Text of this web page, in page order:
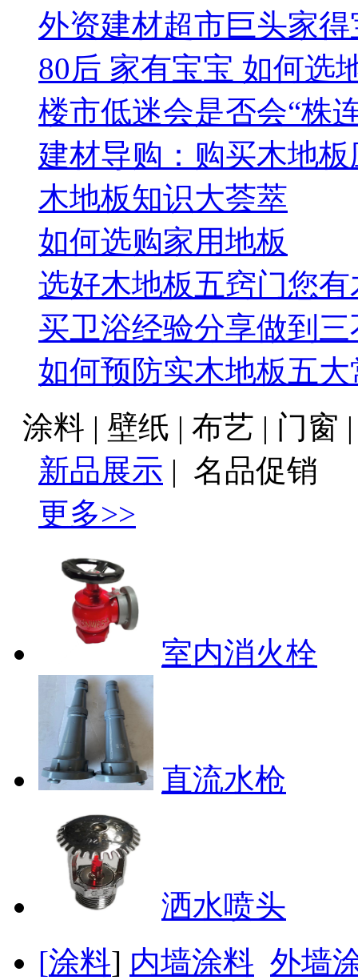
外资建材超市巨头家
80后 家有宝宝 如何选
楼市低迷会是否会“株
建材导购：购买木地
木地板知识大荟萃
如何选购家用地板
选好木地板五窍门您有
买卫浴经验分享做到三
如何预防实木地板五
涂料 | 壁纸 | 布艺 | 门窗
新品展示 | 名品促销
更多>>
室内消火栓
直流水枪
洒水喷头
[涂料] 内墙涂料 外墙